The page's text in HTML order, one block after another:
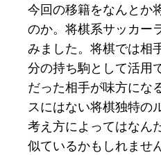
今回の移籍をなんとか
のか。将棋系サッカー
みました。将棋では相
分の持ち駒として活用
だった相手が味方にな
スにはない将棋独特の
考え方によってはなん
似ているかもしれませ